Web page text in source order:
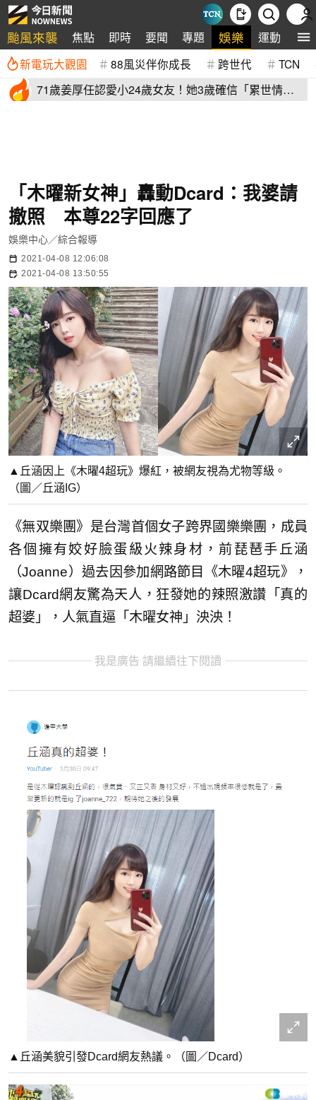
颱風來襲 焦點 即時 要聞 專題 娛樂 運動 全
新電玩大觀園 88風災伴你成長 跨世代 TCN
71歲姜厚任認愛小24歲女友！她3歲確信「累世情
「木曜新女神」轟動Dcard：我婆請
撤照 本尊22字回應了
娛樂中心／綜合報導
2021-04-08 12:06:08
2021-04-08 13:50:55
▲丘涵因上《木曜4超玩》爆紅，被網友視為尤物等級。
（圖／丘涵IG）
《無双樂團》是台灣首個女子跨界國樂樂團，成員
各個擁有姣好臉蛋級火辣身材，前琵琶手丘涵
（Joanne）過去因參加網路節目《木曜4超玩》，
讓Dcard網友驚為天人，狂發她的辣照激讚「真的
超婆」，人氣直逼「木曜女神」泱泱！
我是廣告 請繼續往下閱讀
▲丘涵美貌引發Dcard網友熱議。（圖／Dcard）